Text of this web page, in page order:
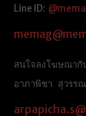
Line ID:
สนใจลงโฆษณา
อาภาพิชา สุวรร